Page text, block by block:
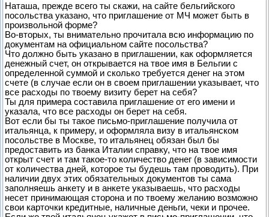
Наташа, прежде всего ты скажи, на сайте бельгийского
посольства указано, что приглашение от МЧ может быть в
произвольной форме?
Во-вторых, ты внимательно прочитала всю информацию по
документам на официальном сайте посольства?
Что должно быть указано в приглашении, как оформляется
денежный счет, он открывается на твое имя в Бельгии с
определенной суммой и сколько требуется денег на этом
счете (в случае если он в своем приглашении указывает, что
все расходы по твоему визиту берет на себя?
Ты для примера составила приглашение от его имени и
указала, что все расходы он берет на себя.
Вот если бы ты такое письмо-приглашение получила от
итальянца, к примеру, и оформляла визу в итальянском
посольстве в Москве, то итальянец обязан был бы
предоставить из банка Италии справку, что на твое имя
открыт счет и там такое-то количество денег (в зависимости
от количества дней, которое ты будешь там проводить). При
наличии двух этих обязательных документов ты сама
заполняешь анкету и в анкете указываешь, что расходы
несет принимающая сторона и по твоему желанию возможно
свои карточки кредитные, наличные деньги, чеки и прочее.